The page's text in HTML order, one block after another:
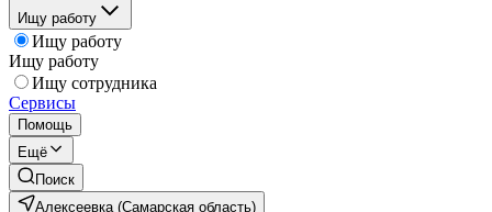
Ищу работу
Ищу работу
Ищу работу
Ищу сотрудника
Сервисы
Помощь
Ещё
Поиск
Алексеевка (Самарская область)